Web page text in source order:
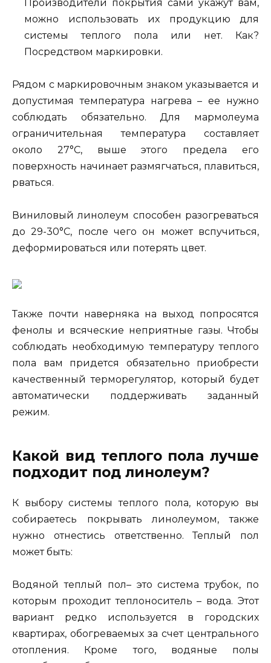
Производители покрытия сами укажут вам,
можно использовать их продукцию для
системы теплого пола или нет. Как?
Посредством маркировки.
Рядом с маркировочным знаком указывается и
допустимая температура нагрева – ее нужно
соблюдать обязательно. Для мармолеума
ограничительная температура составляет
около 27°C, выше этого предела его
поверхность начинает размягчаться, плавиться,
рваться.
Виниловый линолеум способен разогреваться
до 29-30°C, после чего он может вспучиться,
деформироваться или потерять цвет.
Также почти наверняка на выход попросятся
фенолы и всяческие неприятные газы. Чтобы
соблюдать необходимую температуру теплого
пола вам придется обязательно приобрести
качественный терморегулятор, который будет
автоматически поддерживать заданный
режим.
Какой вид теплого пола лучше
подходит под линолеум?
К выбору системы теплого пола, которую вы
собираетесь покрывать линолеумом, также
нужно отнестись ответственно. Теплый пол
может быть:
Водяной теплый пол– это система трубок, по
которым проходит теплоноситель – вода. Этот
вариант редко используется в городских
квартирах, обогреваемых за счет центрального
отопления. Кроме того, водяные полы